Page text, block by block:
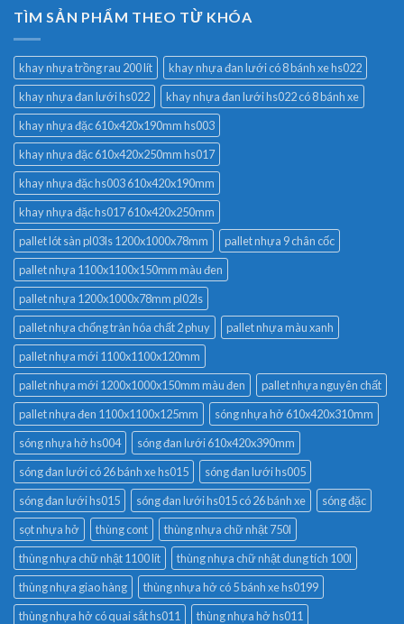
TÌM SẢN PHẨM THEO TỪ KHÓA
khay nhựa trồng rau 200 lít
khay nhựa đan lưới có 8 bánh xe hs022
khay nhựa đan lưới hs022
khay nhựa đan lưới hs022 có 8 bánh xe
khay nhựa đặc 610x420x190mm hs003
khay nhựa đặc 610x420x250mm hs017
khay nhựa đặc hs003 610x420x190mm
khay nhựa đặc hs017 610x420x250mm
pallet lót sàn pl03ls 1200x1000x78mm
pallet nhựa 9 chân cốc
pallet nhựa 1100x1100x150mm màu đen
pallet nhựa 1200x1000x78mm pl02ls
pallet nhựa chống tràn hóa chất 2 phuy
pallet nhựa màu xanh
pallet nhựa mới 1100x1100x120mm
pallet nhựa mới 1200x1000x150mm màu đen
pallet nhựa nguyên chất
pallet nhựa đen 1100x1100x125mm
sóng nhựa hở 610x420x310mm
sóng nhựa hở hs004
sóng đan lưới 610x420x390mm
sóng đan lưới có 26 bánh xe hs015
sóng đan lưới hs005
sóng đan lưới hs015
sóng đan lưới hs015 có 26 bánh xe
sóng đặc
sọt nhựa hở
thùng cont
thùng nhựa chữ nhật 750l
thùng nhựa chữ nhật 1100 lít
thùng nhựa chữ nhật dung tích 100l
thùng nhựa giao hàng
thùng nhựa hở có 5 bánh xe hs0199
thùng nhựa hở có quai sắt hs011
thùng nhựa hở hs011